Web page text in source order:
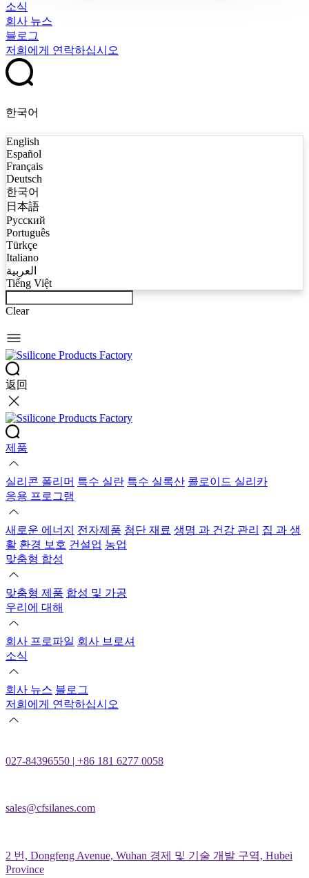
소식
회사 뉴스
블로그
저희에게 연락하십시오
한국어
English
Español
Français
Deutsch
한국어
日本語
Русский
Português
Türkçe
Italiano
العربية
Tiếng Việt
Clear
返回
제품
실리콘 폴리머 특수 실란 특수 실록산 콜로이드 실리카
응용 프로그램
새로운 에너지 전자제품 첨단 재료 생명 과 건강 관리 집 과 생
활 환경 보호 건설업 농업
맞춤형 합성
맞춤형 제품 합성 및 가공
우리에 대해
회사 프로파일 회사 브로셔
소식
회사 뉴스 블로그
저희에게 연락하십시오
027-84396550 | +86 181 6277 0058
sales@cfsilanes.com
2 번, Dongfeng Avenue, Wuhan 경제 및 기술 개발 구역, Hubei
Province